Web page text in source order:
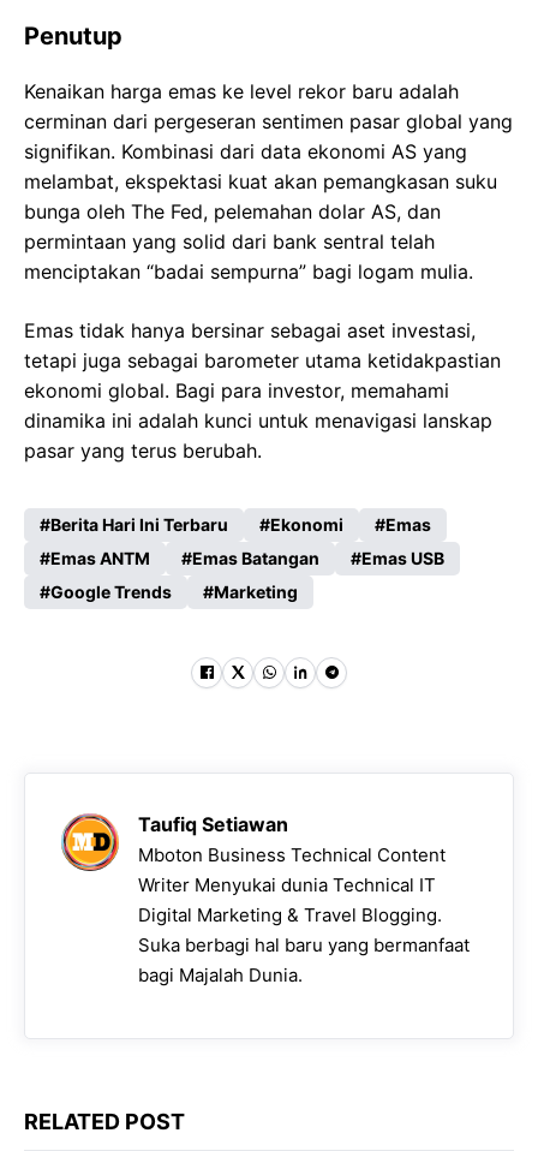
Penutup
Kenaikan harga emas ke level rekor baru adalah
cerminan dari pergeseran sentimen pasar global yang
signifikan. Kombinasi dari data ekonomi AS yang
melambat, ekspektasi kuat akan pemangkasan suku
bunga oleh The Fed, pelemahan dolar AS, dan
permintaan yang solid dari bank sentral telah
menciptakan “badai sempurna” bagi logam mulia.
Emas tidak hanya bersinar sebagai aset investasi,
tetapi juga sebagai barometer utama ketidakpastian
ekonomi global. Bagi para investor, memahami
dinamika ini adalah kunci untuk menavigasi lanskap
pasar yang terus berubah.
Berita Hari Ini Terbaru Ekonomi
Emas
Emas ANTM
Emas Batangan
Emas USB
Google Trends
Marketing
Taufiq Setiawan
Mboton Business Technical Content
Writer Menyukai dunia Technical IT
Digital Marketing & Travel Blogging.
Suka berbagi hal baru yang bermanfaat
bagi Majalah Dunia.
RELATED POST